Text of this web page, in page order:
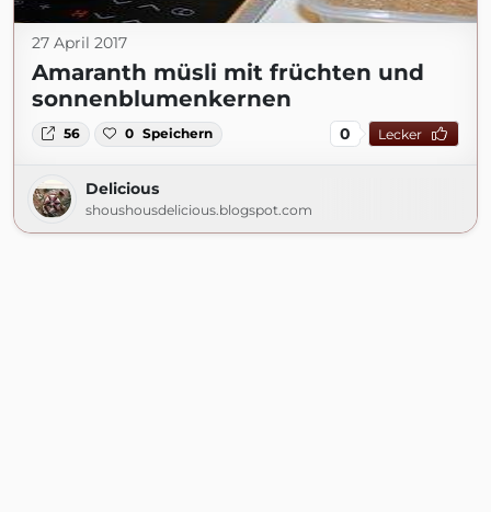
27 April 2017
Amaranth müsli mit früchten und
sonnenblumenkernen
56 0 Speichern 0 Lecker
Delicious
shoushousdelicious.blogspot.com